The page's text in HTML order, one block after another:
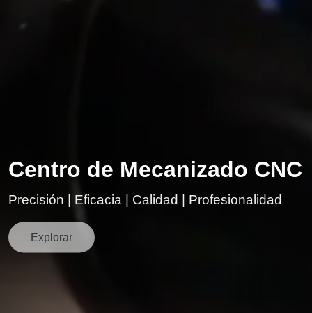
Centro de Mecanizado CNC
Precisión | Eficacia | Calidad | Profesionalidad
Explorar